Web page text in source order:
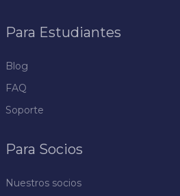
Para Estudiantes
Blog
FAQ
Soporte
Para Socios
Nuestros socios